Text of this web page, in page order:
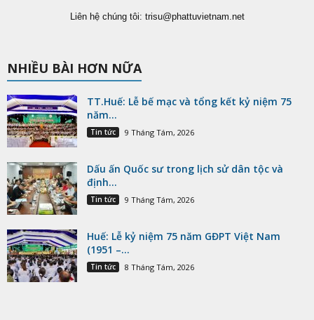
Liên hệ chúng tôi: trisu@phattuvietnam.net
NHIỀU BÀI HƠN NỮA
TT.Huế: Lễ bế mạc và tổng kết kỷ niệm 75
năm...
Tin tức 9 Tháng Tám, 2026
Dấu ấn Quốc sư trong lịch sử dân tộc và
định...
Tin tức 9 Tháng Tám, 2026
Huế: Lễ kỷ niệm 75 năm GĐPT Việt Nam
(1951 –...
Tin tức 8 Tháng Tám, 2026